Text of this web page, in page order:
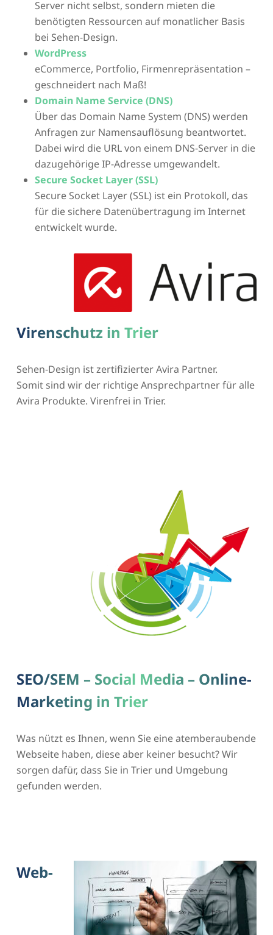
Server nicht selbst, sondern mieten die
benötigten Ressourcen auf monatlicher Basis
bei Sehen-Design.
WordPress
eCommerce, Portfolio, Firmenrepräsentation –
geschneidert nach Maß!
Domain Name Service (DNS)
Über das Domain Name System (DNS) werden
Anfragen zur Namensauflösung beantwortet.
Dabei wird die URL von einem DNS-Server in die
dazugehörige IP-Adresse umgewandelt.
Secure Socket Layer (SSL)
Secure Socket Layer (SSL) ist ein Protokoll, das
für die sichere Datenübertragung im Internet
entwickelt wurde.
Virenschutz in Trier
Sehen-Design ist zertifizierter Avira Partner.
Somit sind wir der richtige Ansprechpartner für alle
Avira Produkte. Virenfrei in Trier.
SEO/SEM – Social Media – Online-
Marketing in Trier
Was nützt es Ihnen, wenn Sie eine atemberaubende
Webseite haben, diese aber keiner besucht? Wir
sorgen dafür, dass Sie in Trier und Umgebung
gefunden werden.
Web-